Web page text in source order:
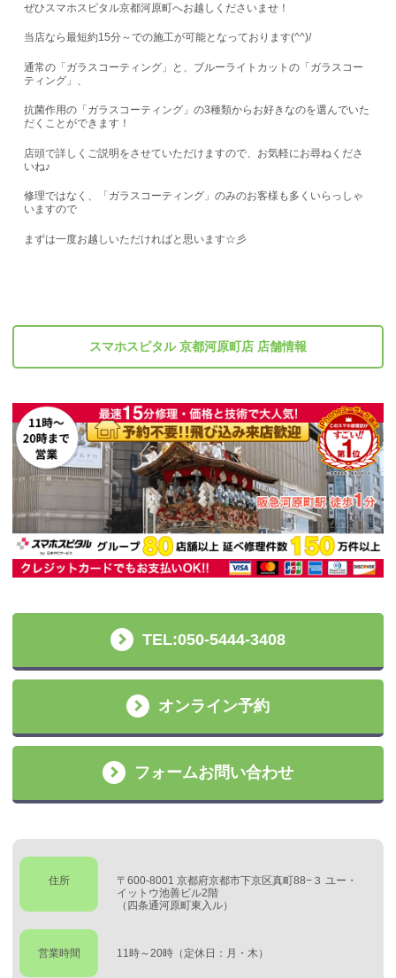
ぜひスマホスピタル京都河原町へお越しくださいませ！
当店なら最短約15分～での施工が可能となっております(^^)/
通常の「ガラスコーティング」と、ブルーライトカットの「ガラスコー
ティング」、
抗菌作用の「ガラスコーティング」の3種類からお好きなのを選んでいた
だくことができます！
店頭で詳しくご説明をさせていただけますので、お気軽にお尋ねくださ
いね♪
修理ではなく、「ガラスコーティング」のみのお客様も多くいらっしゃ
いますので
まずは一度お越しいただければと思います☆彡
スマホスピタル 京都河原町店 店舗情報
TEL:050-5444-3408
オンライン予約
フォームお問い合わせ
住所
〒600-8001 京都府京都市下京区真町88−３ ユー・
イットウ池善ビル2階
（四条通河原町東入ル）
営業時間 11時～20時（定休日：月・木）